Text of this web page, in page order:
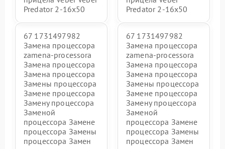
Predator 2-16x50
Predator 2-16x50
67 1731497982
Замена процессора
zamena-processora
Замена процессора
Замена процессора
Замены процессора
Замене процессора
Замену процессора
Заменой
процессора Замене
процессора Замены
процессора Замен
67 1731497982
Замена процессора
zamena-processora
Замена процессора
Замена процессора
Замены процессора
Замене процессора
Замену процессора
Заменой
процессора Замене
процессора Замены
процессора Замен